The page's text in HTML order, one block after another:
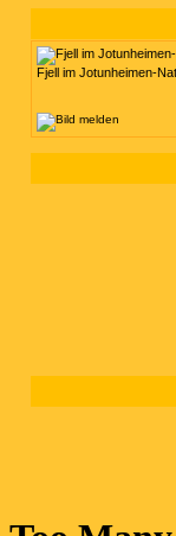
Fjell im Jotunheimen-